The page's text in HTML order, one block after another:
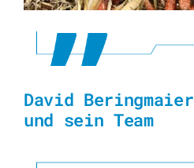
David Beringmaier
und sein Team